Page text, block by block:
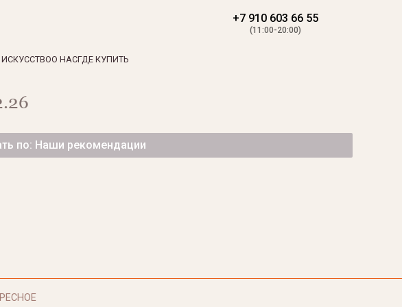
+7 910 603 66 55
(11:00-20:00)
О НАСГДЕ КУПИТЬ
по: Наши рекомендации